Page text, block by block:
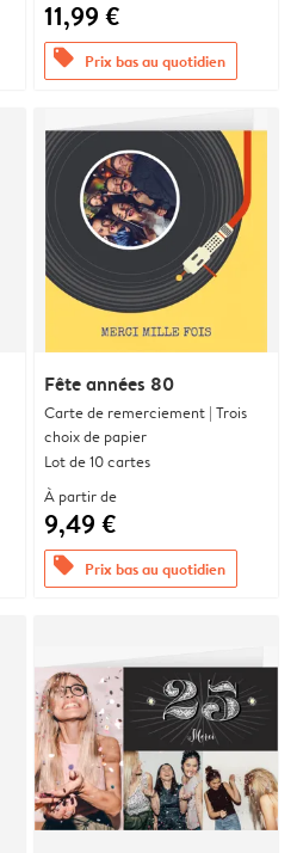
11,99 €
offers Prix bas au quotidien
Fête années 80
Carte de remerciement | Trois
choix de papier
Lot de 10 cartes
À partir de
9,49 €
offers Prix bas au quotidien